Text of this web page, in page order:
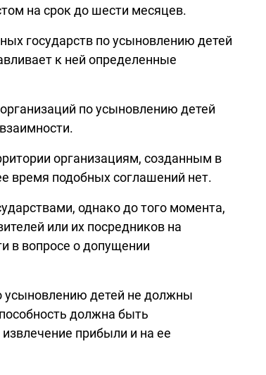
на срок до шести месяцев.
государств по усыновлению детей
к ней определенные
по усыновлению детей
организациям, созданным в
время подобных соглашений нет.
однако до того момента,
или их посредников на
в вопросе о допущении
усыновлению детей не должны
должна быть
прибыли и на ее